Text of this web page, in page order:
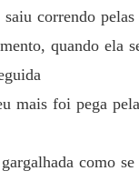
correndo
quando ela
mais foi pega
como se